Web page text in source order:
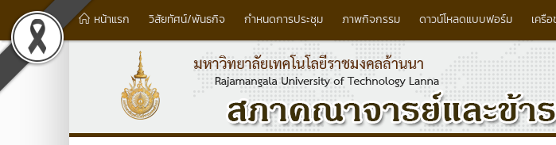
หน้าแรก วิสัยทัศน์/พันธกิจ กำหนดการประชุม ภาพกิจกรรม ดาวน์โหลดแบบฟอร์ม เครื